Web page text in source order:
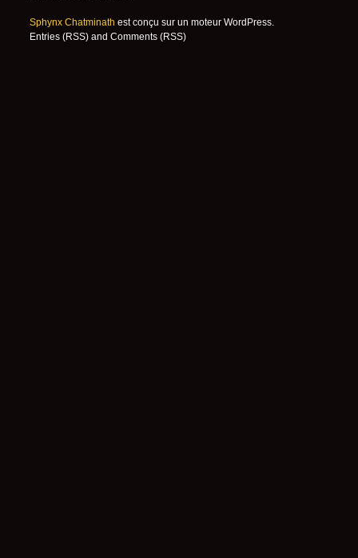
Sphynx Chatminath est conçu sur un moteur WordPress.
Entries (RSS)and Comments (RSS)